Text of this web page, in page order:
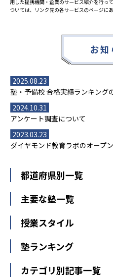
用した提携機関・企業のサービス紹介を行っ
ついては、リンク先の各サービスのページに
お知
2025.08.23
塾・予備校 合格実績ランキング
2024.10.31
アンケート調査について
2023.03.23
ダイヤモンド教育ラボのオープ
都道府県別一覧
北海道・東北
山形県
福島県
関東
東京都
神奈川県
栃木県
群馬県
主要な塾一覧
【掲載塾一覧を見る】
東京個別指導学院
明光義塾
授業スタイル
個別指導
オンライン指導
塾ランキング
中学受験ランキング
カテゴリ別記事一覧